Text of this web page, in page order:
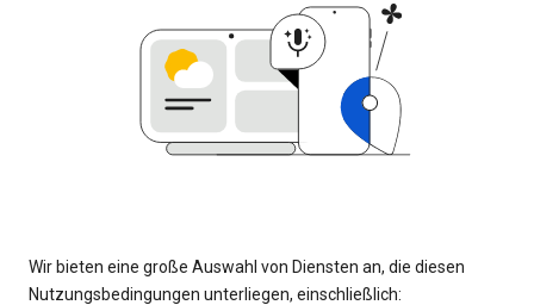
Wir bieten eine große Auswahl von Diensten an, die diesen
Nutzungsbedingungen unterliegen, einschließlich: